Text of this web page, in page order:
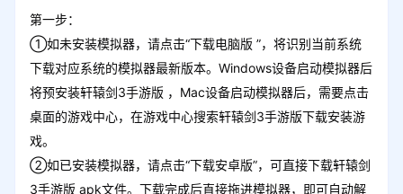
第一步：
①如未安装模拟器，请点击“下载电脑版 ”，将识别当前系统
下载对应系统的模拟器最新版本。Windows设备启动模拟器后
将预安装轩辕剑3手游版 ，Mac设备启动模拟器后，需要点击
桌面的游戏中心，在游戏中心搜索轩辕剑3手游版下载安装游
戏。
②如已安装模拟器，请点击“下载安卓版”，可直接下载轩辕剑
3手游版 apk文件。下载完成后直接拖进模拟器，即可自动解